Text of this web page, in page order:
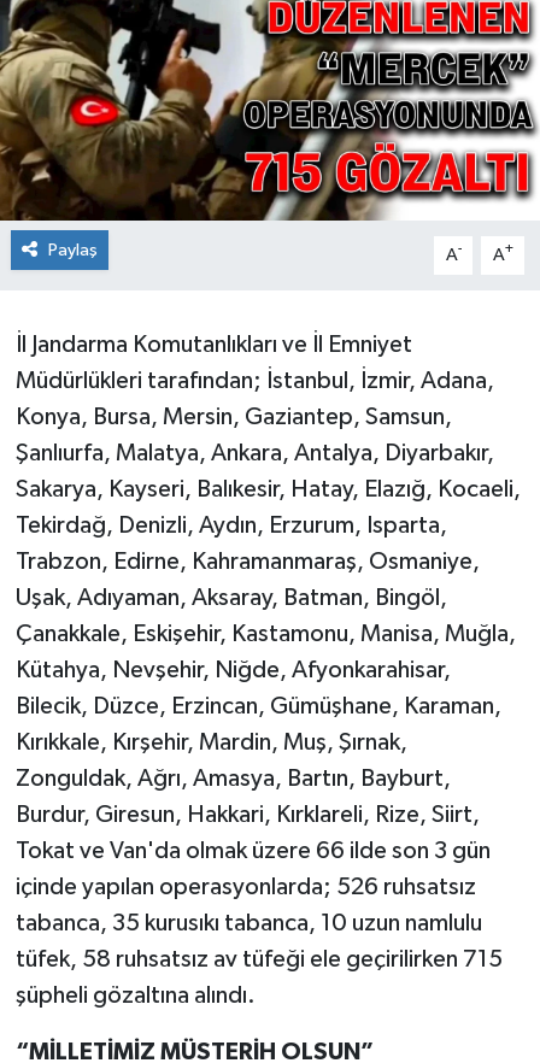
Paylaş A- A+
İl Jandarma Komutanlıkları ve İl Emniyet
Müdürlükleri tarafından; İstanbul, İzmir, Adana,
Konya, Bursa, Mersin, Gaziantep, Samsun,
Şanlıurfa, Malatya, Ankara, Antalya, Diyarbakır,
Sakarya, Kayseri, Balıkesir, Hatay, Elazığ, Kocaeli,
Tekirdağ, Denizli, Aydın, Erzurum, Isparta,
Trabzon, Edirne, Kahramanmaraş, Osmaniye,
Uşak, Adıyaman, Aksaray, Batman, Bingöl,
Çanakkale, Eskişehir, Kastamonu, Manisa, Muğla,
Kütahya, Nevşehir, Niğde, Afyonkarahisar,
Bilecik, Düzce, Erzincan, Gümüşhane, Karaman,
Kırıkkale, Kırşehir, Mardin, Muş, Şırnak,
Zonguldak, Ağrı, Amasya, Bartın, Bayburt,
Burdur, Giresun, Hakkari, Kırklareli, Rize, Siirt,
Tokat ve Van'da olmak üzere 66 ilde son 3 gün
içinde yapılan operasyonlarda; 526 ruhsatsız
tabanca, 35 kurusıkı tabanca, 10 uzun namlulu
tüfek, 58 ruhsatsız av tüfeği ele geçirilirken 715
şüpheli gözaltına alındı.
“MİLLETİMİZ MÜSTERİH OLSUN”